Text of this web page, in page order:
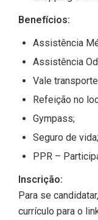
Benefícios:
Assistência
Assistência
Vale
Refeição no
Gympass;
Seguro de vida;
PPR –
Inscrição:
Para se
currículo para o